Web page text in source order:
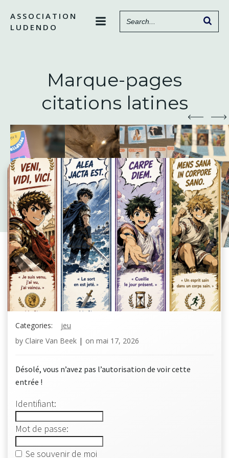
contenu
ASSOCIATION
LUDENDO
Marque-pages
citations latines
Categories:
jeu
by Claire Van Beek | on mai 17, 2026
Désolé, vous n’avez pas l’autorisation de voir cette
entrée !
Identifiant:
Mot de passe:
Se souvenir de moi